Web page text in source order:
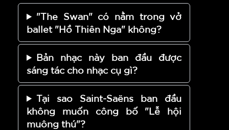
"The Swan" có nằm trong vở
ballet "Hồ Thiên Nga" không?
Bản nhạc này ban đầu được
sáng tác cho nhạc cụ gì?
Tại sao Saint-Saëns ban đầu
không muốn công bố "Lễ hội
muông thú"?